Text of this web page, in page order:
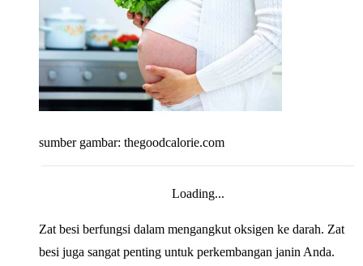
sumber gambar: thegoodcalorie.com
Loading...
Zat besi berfungsi dalam mengangkut oksigen ke darah. Zat
besi juga sangat penting untuk perkembangan janin Anda.